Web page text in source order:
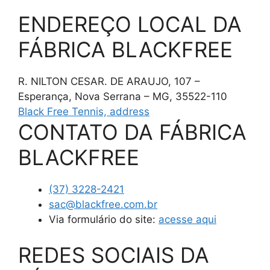
ENDEREÇO LOCAL DA
FÁBRICA BLACKFREE
R. NILTON CESAR. DE ARAUJO, 107 –
Esperança, Nova Serrana – MG, 35522-110
Black Free Tennis, address
CONTATO DA FÁBRICA
BLACKFREE
(37) 3228-2421
sac@blackfree.com.br
Via formulário do site: acesse aqui
REDES SOCIAIS DA